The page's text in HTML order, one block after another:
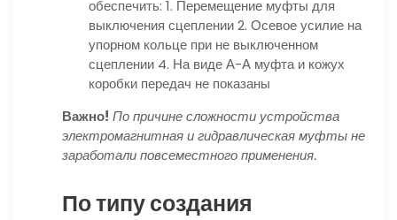
обеспечить: 1. Перемещение муфты для
выключения сцеплении 2. Осевое усилие на
упорном кольце при не выключенном
сцеплении 4. На виде А-А муфта и кожух
коробки передач не показаны
Важно! По причине сложности устройства
электромагнитная и гидравлическая муфты не
заработали повсеместного применения.
По типу создания